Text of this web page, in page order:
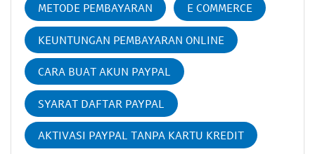
METODE PEMBAYARAN E COMMERCE
KEUNTUNGAN PEMBAYARAN ONLINE
CARA BUAT AKUN PAYPAL
SYARAT DAFTAR PAYPAL
AKTIVASI PAYPAL TANPA KARTU KREDIT